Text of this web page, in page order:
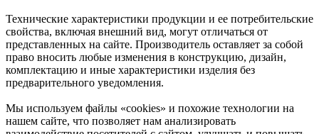
Технические характеристики продукции и ее потребительские
свойства, включая внешний вид, могут отличаться от
представленных на сайте. Производитель оставляет за собой
право вносить любые изменения в конструкцию, дизайн,
комплектацию и иные характеристики изделия без
предварительного уведомления.
Мы используем файлы «cookies» и похожие технологии на
нашем сайте, что позволяет нам анализировать